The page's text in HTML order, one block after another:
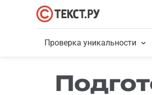
Проверка уникальности